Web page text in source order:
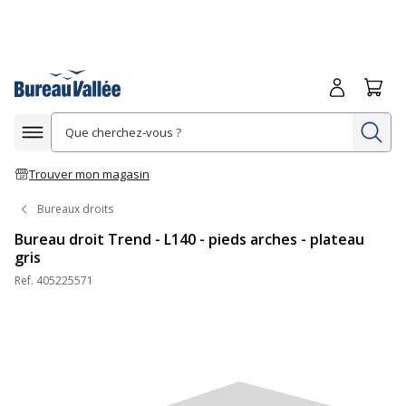
Afficher la navigation
Trouver mon magasin
Me
Bureaux droits
Bureau droit Trend - L140 - pieds arches - plateau
gris
Ref. 405225571